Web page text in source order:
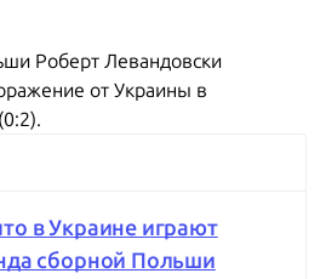
Роберт Левандовски
от Украины в
в Украине играют
сборной Польши